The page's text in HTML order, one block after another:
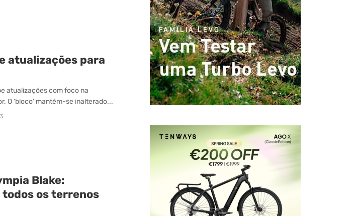
atualizações para
atualizações com foco na
O 'bloco' mantém-se inalterado...
Blake:
os terrenos